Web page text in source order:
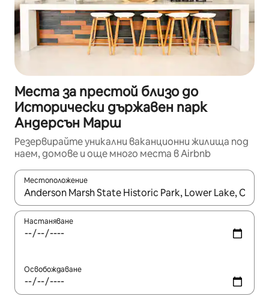
Места за престой близо до
Исторически държавен парк
Андерсън Марш
Резервирайте уникални ваканционни жилища под
наем, домове и още много места в Airbnb
Местоположение
Когато резултатите се покажат, използвайте
Настаняване
Освобождаване